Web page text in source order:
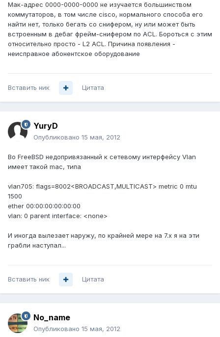
Мак-адрес 0000-0000-0000 не изучается большинством
коммутаторов, в том числе cisco, нормального способа его
найти нет, только бегать со снифером, ну или может быть
встроенным в дебаг фрейм-снифером по ACL. Бороться с этим
относительно просто - L2 ACL. Причина появления -
неисправное абонентское оборудование
Вставить ник Цитата
YuryD
Опубликовано 15 мая, 2012
Во FreeBSD недопривязанный к сетевому интерфейсу Vlan
имеет такой mac, типа
vlan705: flags=8002<BROADCAST,MULTICAST> metric 0 mtu
1500
ether 00:00:00:00:00:00
vlan: 0 parent interface: <none>
И иногда вылезает наружу, по крайней мере на 7.x я на эти
грабли наступал...
Вставить ник Цитата
No_name
Опубликовано 15 мая, 2012